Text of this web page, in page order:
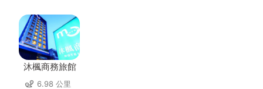
沐楓商務旅館
6.98 公里